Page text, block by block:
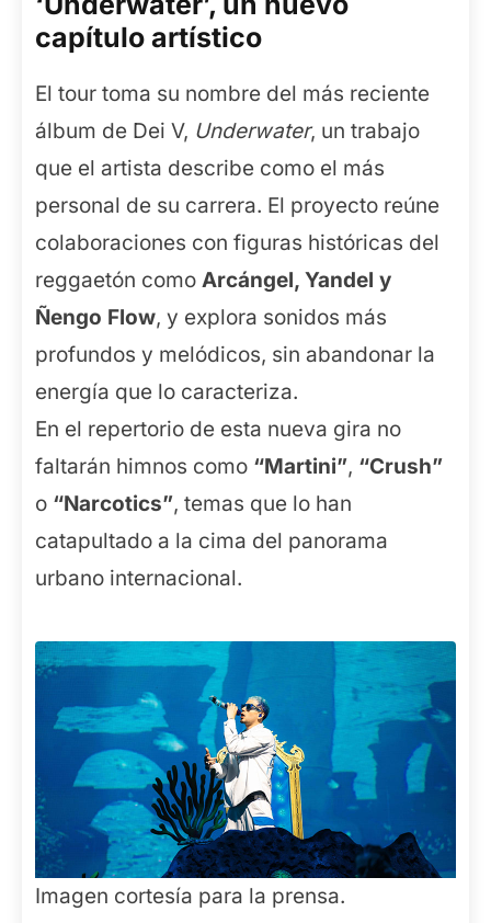
capítulo artístico
El tour toma su nombre del más reciente
álbum de Dei V, Underwater, un trabajo
que el artista describe como el más
personal de su carrera. El proyecto reúne
colaboraciones con figuras históricas del
reggaetón como Arcángel, Yandel y
Ñengo Flow, y explora sonidos más
profundos y melódicos, sin abandonar la
energía que lo caracteriza.
En el repertorio de esta nueva gira no
faltarán himnos como “Martini”, “Crush”
o “Narcotics”, temas que lo han
catapultado a la cima del panorama
urbano internacional.
Imagen cortesía para la prensa.